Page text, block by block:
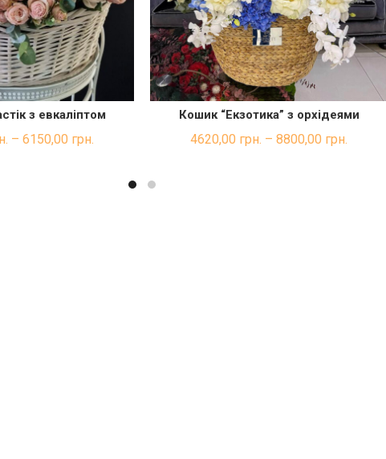
ПОКУПКА
з евкаліптом
– 6150,00 грн.
ШВИДКА ПОКУПКА
Кошик “Екзотика” з орхідеями
4620,00 грн. –8800,00 грн.